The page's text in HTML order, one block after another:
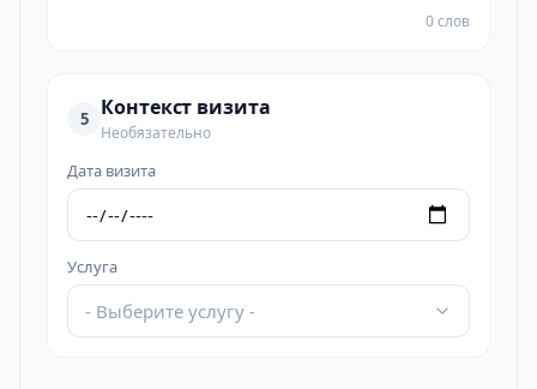
0 слов
5 Контекст визита
Необязательно
Дата визита
Услуга
- Выберите услугу -